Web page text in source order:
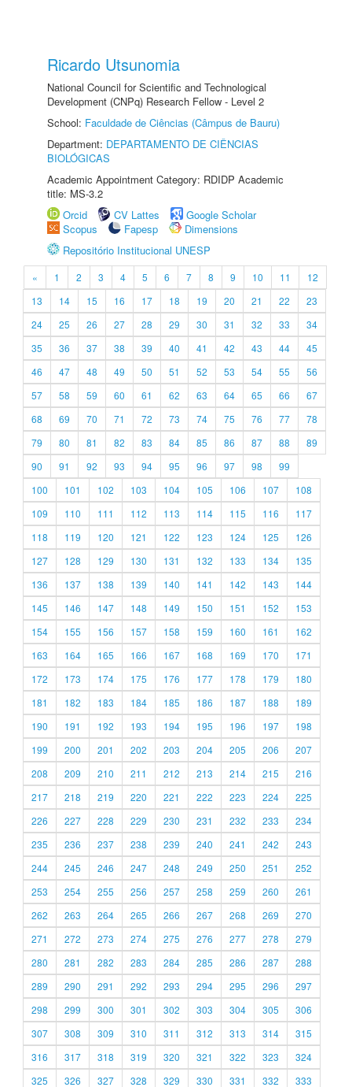
Ricardo Utsunomia
National Council for Scientific and Technological
Development (CNPq) Research Fellow - Level 2
School: Faculdade de Ciências (Câmpus de Bauru)
Department: DEPARTAMENTO DE CIÊNCIAS
BIOLÓGICAS
Academic Appointment Category: RDIDP Academic
title: MS-3.2
Orcid
CV Lattes
Google Scholar
Scopus
Fapesp
Dimensions
Repositório Institucional UNESP
« 1 2 3 4 5 6 7 8 9 10 11
12
13
14 15 16 17 18 19 20 21 22
23
24
25 26 27 28 29 30 31 32 33
34
35
36 37 38 39 40 41 42 43 44
45
46
47 48 49 50 51 52 53 54 55
56
57
58 59 60 61 62 63 64 65 66
67
68
69 70 71 72 73 74 75 76 77
78
79
80 81 82 83 84 85 86 87 88
89
90
91 92 93 94 95 96 97 98
99
100
101 102 103 104 105 106 107
108
109
110 111 112 113 114 115 116
117
118
119 120 121 122 123 124 125
126
127
128 129 130 131 132 133 134
135
136
137 138 139 140 141 142 143
144
145
146 147 148 149 150 151 152
153
154
155 156 157 158 159 160 161
162
163
164 165 166 167 168 169 170
171
172
173 174 175 176 177 178 179
180
181
182 183 184 185 186 187 188
189
190
191 192 193 194 195 196 197
198
199
200 201 202 203 204 205 206
207
208
209 210 211 212 213 214 215
216
217
218 219 220 221 222 223 224
225
226
227 228 229 230 231 232 233
234
235
236 237 238 239 240 241 242
243
244
245 246 247 248 249 250 251
252
253
254 255 256 257 258 259 260
261
262
263 264 265 266 267 268 269
270
271
272 273 274 275 276 277 278
279
280
281 282 283 284 285 286 287
288
289
290 291 292 293 294 295 296
297
298
299 300 301 302 303 304 305
306
307
308 309 310 311 312 313 314
315
316
317 318 319 320 321 322 323
324
325
326 327 328 329 330 331 332 333